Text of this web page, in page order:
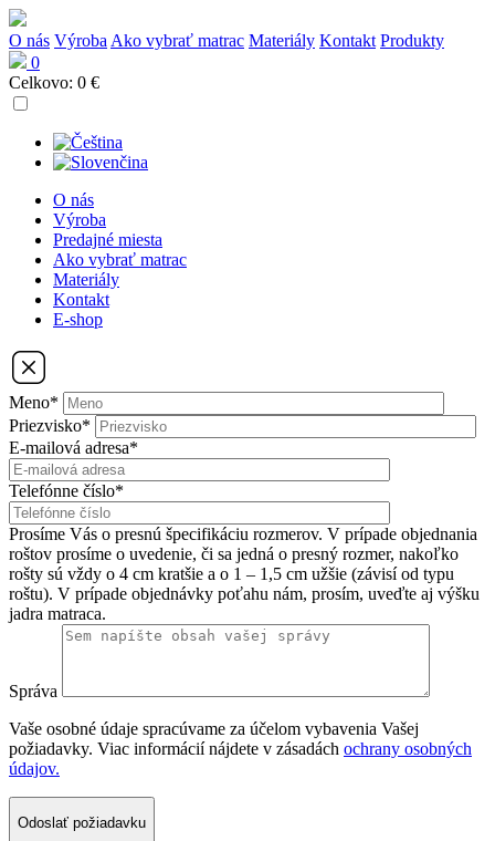
O nás Výroba Ako vybrať matrac Materiály Kontakt Produkty
0
Celkovo: 0 €
O nás
Výroba
Predajné miesta
Ako vybrať matrac
Materiály
Kontakt
E-shop
Meno*
Priezvisko*
E-mailová adresa*
Telefónne číslo*
Prosíme Vás o presnú špecifikáciu rozmerov. V prípade objednania
roštov prosíme o uvedenie, či sa jedná o presný rozmer, nakoľko
rošty sú vždy o 4 cm kratšie a o 1 – 1,5 cm užšie (závisí od typu
roštu). V prípade objednávky poťahu nám, prosím, uveďte aj výšku
jadra matraca.
Správa
Vaše osobné údaje spracúvame za účelom vybavenia Vašej
požiadavky. Viac informácií nájdete v zásadách ochrany osobných
údajov.
Odoslať požiadavku